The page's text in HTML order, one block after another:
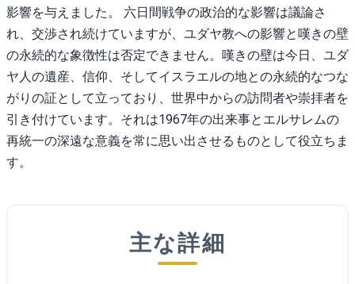
影響を与えました。 六日間戦争の政治的な影響は議論さ
れ、交渉され続けていますが、ユダヤ教への影響と嘆きの壁
の永続的な象徴性は否定できません。嘆きの壁は今日、ユダ
ヤ人の遺産、信仰、そしてイスラエルの地との永続的なつな
がりの証として立っており、世界中からの訪問者や崇拝者を
引き付けています。それは1967年の出来事とエルサレムの
再統一の深遠な意義を常に思い出させるものとして役立ちま
す。
主な詳細